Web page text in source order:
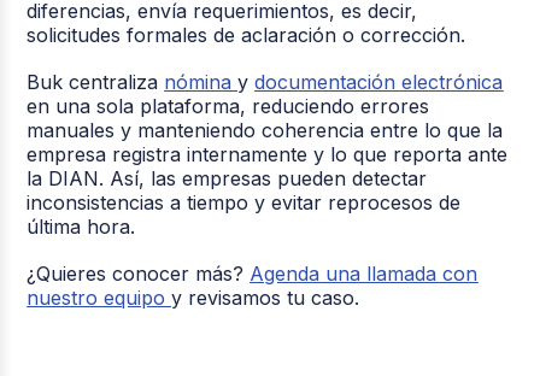
diferencias, envía requerimientos, es decir,
solicitudes formales de aclaración o corrección.
Buk centraliza nóminaydocumentación electrónica
en una sola plataforma, reduciendo errores
manuales y manteniendo coherencia entre lo que la
empresa registra internamente y lo que reporta ante
la DIAN. Así, las empresas pueden detectar
inconsistencias a tiempo y evitar reprocesos de
última hora.
¿Quieres conocer más? Agenda una llamada con
nuestro equipoy revisamos tu caso.